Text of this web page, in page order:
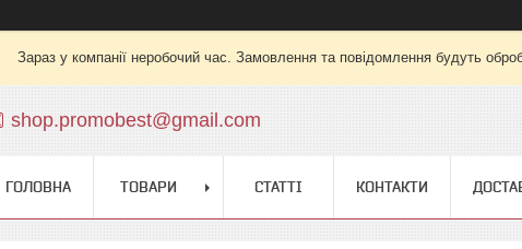
Зараз у компанії неробочий час. Замовлення та повідомлення будуть
shop.promobest@gmail.com
ГОЛОВНА ТОВАРИ СТАТТІ КОНТАКТИ